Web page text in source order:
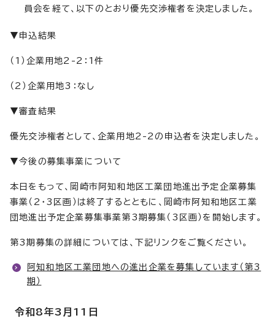
員会を経て、以下のとおり優先交渉権者を決定しました。
▼申込結果
（1）企業用地2-2：1件
（2）企業用地3：なし
▼審査結果
優先交渉権者として、企業用地2-2の申込者を決定しました。
▼今後の募集事業について
本日をもって、岡崎市阿知和地区工業団地進出予定企業募集
事業（2・3区画）は終了するとともに、岡崎市阿知和地区工業
団地進出予定企業募集事業第3期募集（3区画）を開始します。
第3期募集の詳細については、下記リンクをご覧ください。
阿知和地区工業団地への進出企業を募集しています（第3
期）
令和8年3月11日